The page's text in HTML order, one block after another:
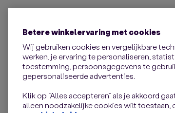
Betere winkelervaring met cookies
Wij gebruiken cookies en vergelijkbare
werken, je ervaring te personaliseren,
toestemming, persoonsgegevens te
gepersonaliseerde advertenties.
Klik op “Alles accepteren” als je akkoord
alleen noodzakelijke cookies wilt toestaan,